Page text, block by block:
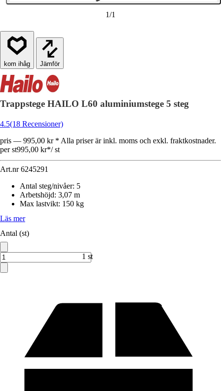
1/1
Jämför
Trappstege HAILO L60 aluminiumstege 5 steg
4.5(18 Recensioner)
pris — 995,00 kr * Alla priser är inkl. moms och exkl. fraktkostnader.
per st995,00 kr*/ st
Art.nr 6245291
Antal steg/nivåer: 5
Arbetshöjd: 3,07 m
Max lastvikt: 150 kg
Läs mer
Antal (st)
1 st